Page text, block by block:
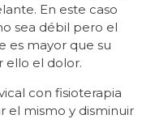
En este caso
sea débil pero el
es mayor que su
ello el dolor.
con fisioterapia
el mismo y disminuir